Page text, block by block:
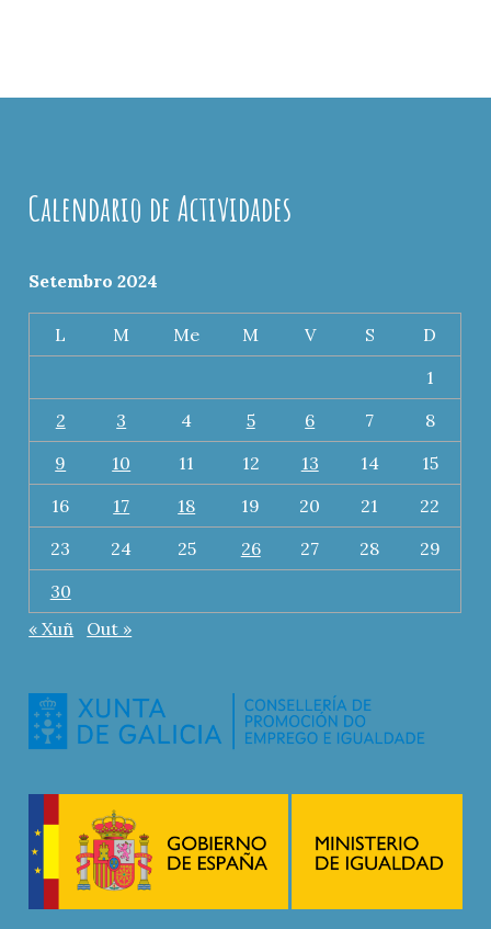
Calendario de Actividades
Setembro 2024
L M Me M V S
D
1
2
3 4 5 6 7
8
9
10 11 12 13 14
15
16
17 18 19 20 21
22
23
24 25 26 27 28
29
30
« Xuñ
Out »